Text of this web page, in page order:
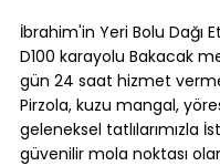
Alınır, Nereden
İbrahim'in Yeri Bolu Dağı
D100 karayolu Bakacak
gün 24 saat hizmet
Pirzola, kuzu mangal,
geleneksel tatlılarımızla
güvenilir mola noktası